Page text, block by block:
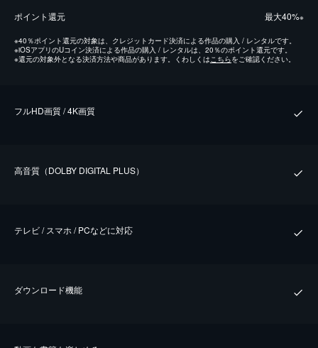
ポイント還元 最⼤40%※
※40％ポイント還元の対象は、クレジットカード決済による作品の購入 / レンタルです。
※iOSアプリのUコイン決済による作品の購入 / レンタルは、20％のポイント還元です。
※還元の対象外となる決済方法や商品があります。くわしくはこちらをご確認ください。
フルHD画質 / 4K画質
⾼⾳質（DOLBY DIGITAL PLUS）
テレビ / スマホ / PCなどに対応
ダウンロード機能